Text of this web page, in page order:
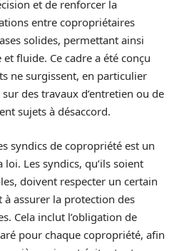
et de renforcer la
entre copropriétaires
solides, permettant ainsi
fluide. Ce cadre a été conçu
ne surgissent, en particulier
des travaux d’entretien ou de
sujets à désaccord.
syndics de copropriété est un
Les syndics, qu’ils soient
doivent respecter un certain
assurer la protection des
Cela inclut l’obligation de
pour chaque copropriété, afin